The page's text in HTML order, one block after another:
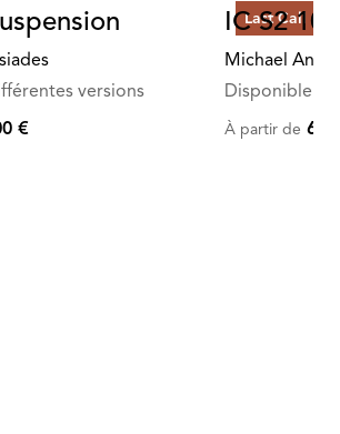
versions
€
Last Call
IC S2 10
Michael
Disponible
De
À partir de